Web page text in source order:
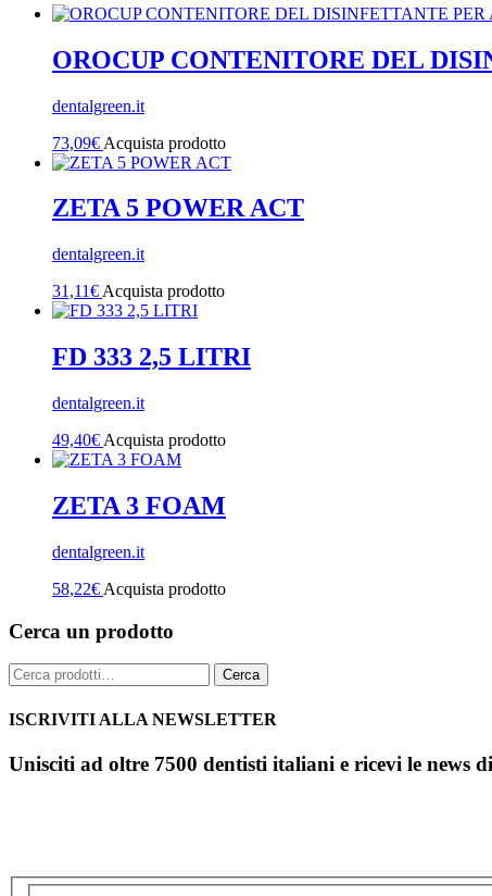
OROCUP CONTENITORE DEL
dentalgreen.it
73,09€ Acquista prodotto
ZETA 5 POWER ACT
dentalgreen.it
31,11€ Acquista prodotto
FD 333 2,5 LITRI
dentalgreen.it
49,40€ Acquista prodotto
ZETA 3 FOAM
dentalgreen.it
58,22€ Acquista prodotto
Cerca un prodotto
Cerca: Cerca
ISCRIVITI ALLA NEWSLETTER
Unisciti ad oltre 7500 dentisti italiani e ricevi le news